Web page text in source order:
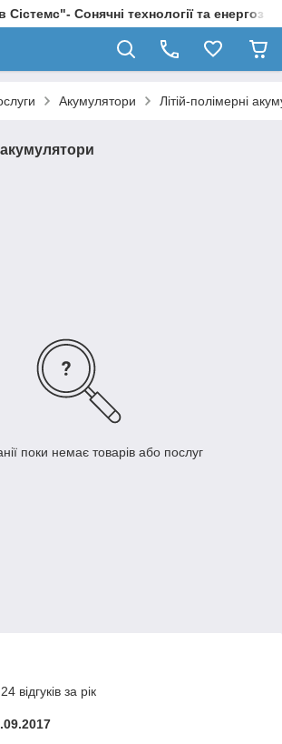
Сонячні технології та
Акумулятори Літій-полімерні
акумулятори
поки немає товарів або послуг
відгуків за рік